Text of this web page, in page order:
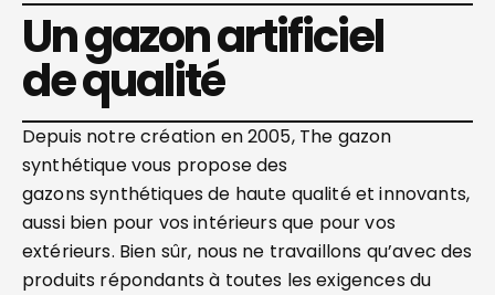
Un gazon artificiel
de qualité
Depuis notre création en 2005, The gazon
synthétique vous propose des
gazons synthétiques de haute qualité et innovants,
aussi bien pour vos intérieurs que pour vos
extérieurs. Bien sûr, nous ne travaillons qu’avec des
produits répondants à toutes les exigences du